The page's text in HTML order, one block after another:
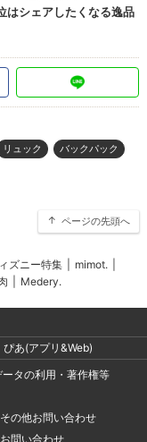
リュック バックパック
ページの先頭へ
ズニー特集 mimot.
Medery.
ぴあ(アプリ&Web)
ータの利用・著作権等
の他お問い合わせ
問い合わせ